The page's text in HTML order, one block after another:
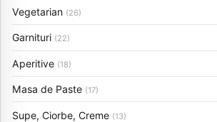
Vegetarian (26)
Garnituri (22)
Aperitive (18)
Masa de Paste (17)
Supe, Ciorbe, Creme (13)